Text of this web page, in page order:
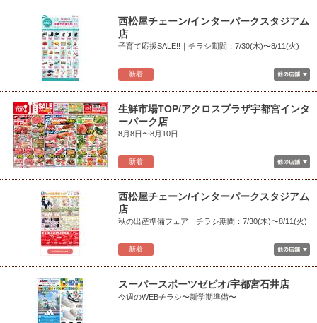
新着
西松屋チェーン/インターパークスタジアム
店
子育て応援SALE!!｜チラシ期間：7/30(木)〜8/11(火)
新着
生鮮市場TOP/アクロスプラザ宇都宮インタ
ーパーク店
8月8日〜8月10日
新着
西松屋チェーン/インターパークスタジアム
店
秋の出産準備フェア｜チラシ期間：7/30(木)〜8/11(火)
スーパースポーツゼビオ/宇都宮石井店
今週のWEBチラシ〜新学期準備〜